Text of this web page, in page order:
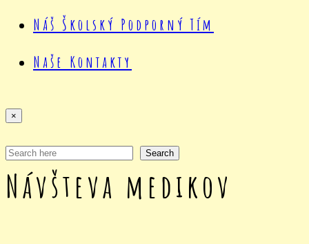
Náš Školský Podporný Tím
Naše Kontakty
×
Search
Návšteva medikov